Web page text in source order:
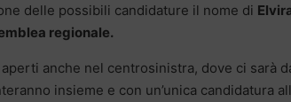
delle possibili candidature il nome di
regionale.
anche nel centrosinistra, dove ci sarà
insieme e con un’unica candidatura